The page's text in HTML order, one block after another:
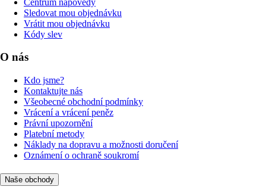
Sledovat mou objednávku
Vrátit mou objednávku
Kódy slev
O nás
Kdo jsme?
Kontaktujte nás
Všeobecné obchodní podmínky
Vrácení a vrácení peněz
Právní upozornění
Platební metody
Náklady na dopravu a možnosti doručení
Oznámení o ochraně soukromí
Naše obchody